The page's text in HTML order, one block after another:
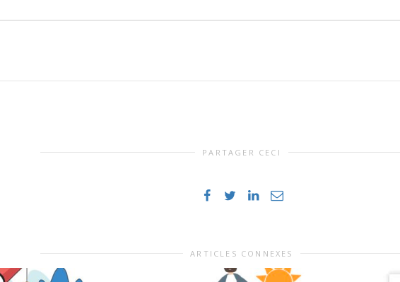
PARTAGER CECI
ARTICLES CONNEXES